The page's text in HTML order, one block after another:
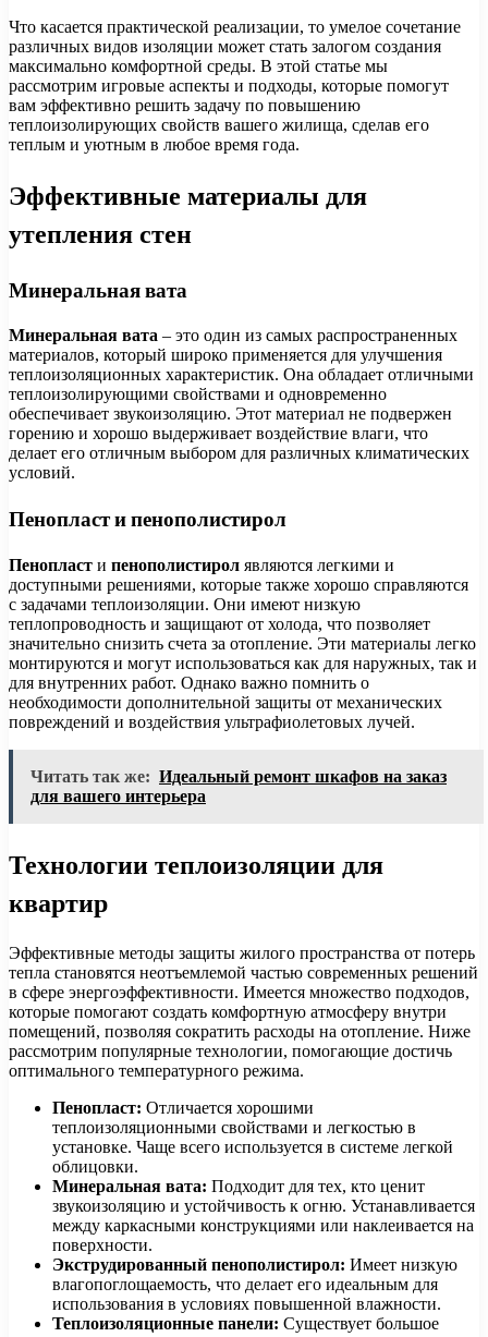
Что касается практической реализации, то умелое сочетание
различных видов изоляции может стать залогом создания
максимально комфортной среды. В этой статье мы
рассмотрим игровые аспекты и подходы, которые помогут
вам эффективно решить задачу по повышению
теплоизолирующих свойств вашего жилища, сделав его
теплым и уютным в любое время года.
Эффективные материалы для
утепления стен
Минеральная вата
Минеральная вата – это один из самых распространенных
материалов, который широко применяется для улучшения
теплоизоляционных характеристик. Она обладает отличными
теплоизолирующими свойствами и одновременно
обеспечивает звукоизоляцию. Этот материал не подвержен
горению и хорошо выдерживает воздействие влаги, что
делает его отличным выбором для различных климатических
условий.
Пенопласт и пенополистирол
Пенопласт и пенополистирол являются легкими и
доступными решениями, которые также хорошо справляются
с задачами теплоизоляции. Они имеют низкую
теплопроводность и защищают от холода, что позволяет
значительно снизить счета за отопление. Эти материалы легко
монтируются и могут использоваться как для наружных, так и
для внутренних работ. Однако важно помнить о
необходимости дополнительной защиты от механических
повреждений и воздействия ультрафиолетовых лучей.
Читать так же: Идеальный ремонт шкафов на заказ
для вашего интерьера
Технологии теплоизоляции для
квартир
Эффективные методы защиты жилого пространства от потерь
тепла становятся неотъемлемой частью современных решений
в сфере энергоэффективности. Имеется множество подходов,
которые помогают создать комфортную атмосферу внутри
помещений, позволяя сократить расходы на отопление. Ниже
рассмотрим популярные технологии, помогающие достичь
оптимального температурного режима.
Пенопласт: Отличается хорошими
теплоизоляционными свойствами и легкостью в
установке. Чаще всего используется в системе легкой
облицовки.
Минеральная вата: Подходит для тех, кто ценит
звукоизоляцию и устойчивость к огню. Устанавливается
между каркасными конструкциями или наклеивается на
поверхности.
Экструдированный пенополистирол: Имеет низкую
влагопоглощаемость, что делает его идеальным для
использования в условиях повышенной влажности.
Теплоизоляционные панели: Существует большое